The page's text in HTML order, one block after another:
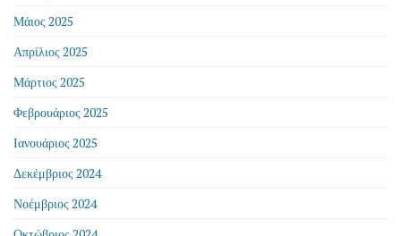
Μάιος 2025
Απρίλιος 2025
Μάρτιος 2025
Φεβρουάριος 2025
Ιανουάριος 2025
Δεκέμβριος 2024
Νοέμβριος 2024